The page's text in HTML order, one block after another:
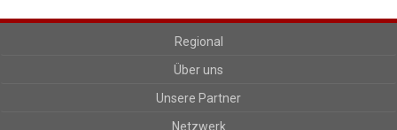
Regional
Über uns
Unsere Partner
Netzwerk